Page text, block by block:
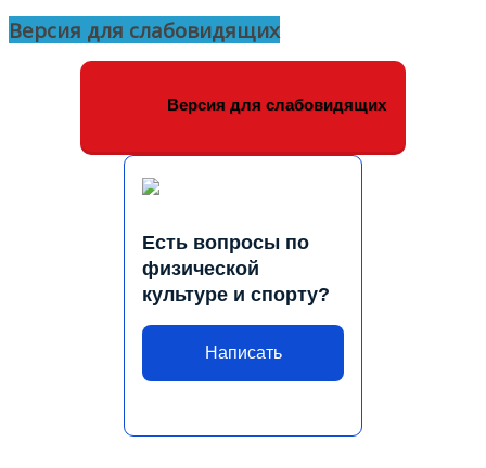
Версия для слабовидящих
Версия для слабовидящих
Есть вопросы по
физической
культуре и спорту?
Написать